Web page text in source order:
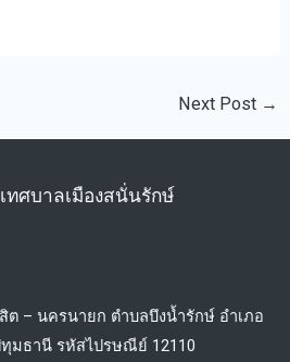
Next Post →
ทศบาลเมืองสนั่นรักษ์
ต – นครนายก ตำบลบึงน้ำรักษ์ อำเภอ
มธานี รหัสไปรษณีย์ 12110